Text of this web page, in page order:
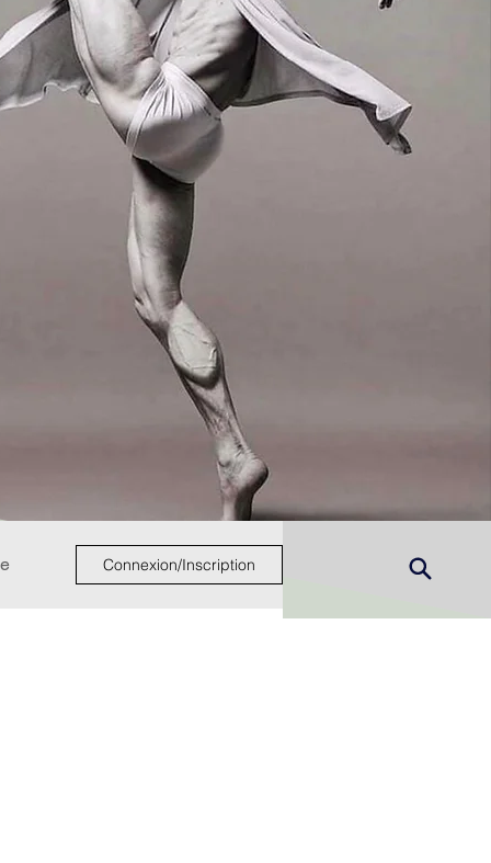
Connexion/Inscription